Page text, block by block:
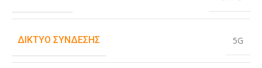
ΔΊΚΤΥΟ ΣΎΝΔΕΣΗΣ 5G